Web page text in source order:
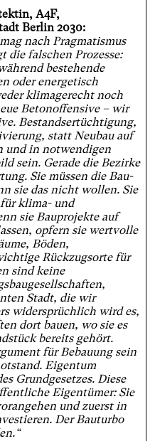
A4F,
Berlin 2030:
nach Pragmatismus
die falschen Prozesse:
bestehende
oder energetisch
klimagerecht noch
Betonoffensive – wir
Bestandsertüchtigung,
statt Neubau auf
und in notwendigen
sein. Gerade die Bezirke
Sie müssen die Bau-
sie das nicht wollen. Sie
klima- und
sie Bauprojekte auf
opfern sie wertvolle
Böden,
Rückzugsorte für
sind keine
Stadt, die wir
widersprüchlich wird es,
dort bauen, wo sie es
bereits gehört.
für Bebauung sein
Eigentum
Grundgesetzes. Diese
Eigentümer: Sie
und zuerst in
Der Bauturbo